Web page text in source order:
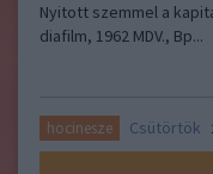
Nyitott szemmel a
diafilm, 1962 MDV., Bp...
hocinesze Csütörtök